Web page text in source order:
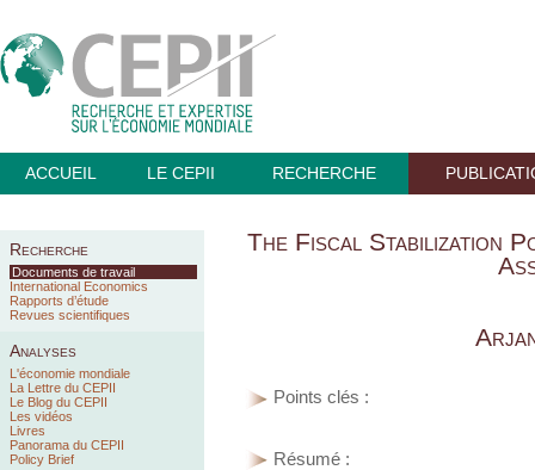
ACCUEIL LE CEPII RECHERCHE
Recherche
Documents de travail
International Economics
Rapports d’étude
Revues scientifiques
Analyses
L'économie mondiale
La Lettre du CEPII
Le Blog du CEPII
Les vidéos
Livres
Panorama du CEPII
Policy Brief
The Fiscal Stabilization
Points clés :
Résumé :